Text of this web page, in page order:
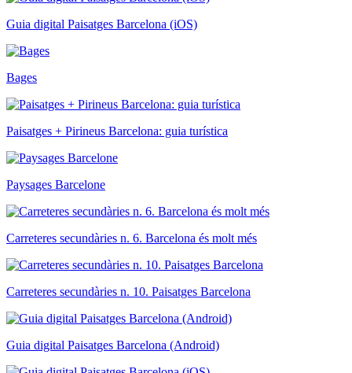
Guia digital Paisatges Barcelona (iOS)
Bages
Paisatges + Pirineus Barcelona: guia turística
Paysages Barcelone
Carreteres secundàries n. 6. Barcelona és molt més
Carreteres secundàries n. 10. Paisatges Barcelona
Guia digital Paisatges Barcelona (Android)